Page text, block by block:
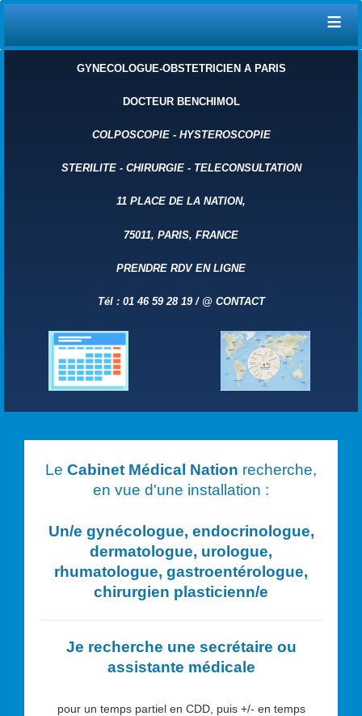
≡
GYNECOLOGUE-OBSTETRICIEN A PARIS
DOCTEUR BENCHIMOL
COLPOSCOPIE- HYSTEROSCOPIE
STERILITE- CHIRURGIE- TELECONSULTATION
11 PLACE DE LA NATION,
75011, PARIS, FRANCE
PRENDRE RDV EN LIGNE
Tél : 01 46 59 28 19 / @ CONTACT
Le Cabinet Médical Nation recherche,
en vue d'une installation :
Un/e gynécologue, endocrinologue,
dermatologue, urologue,
rhumatologue, gastroentérologue,
chirurgien plasticienn/e
Je recherche une secrétaire ou
assistante médicale
pour un temps partiel en CDD, puis +/- en temps